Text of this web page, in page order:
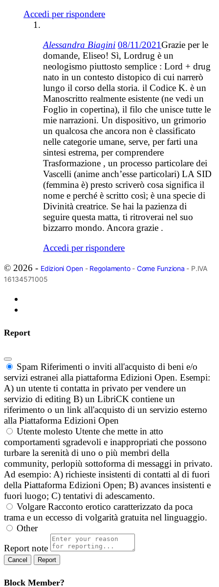
Accedi per rispondere
Alessandra Biagini 08/11/2021Grazie per le
domande, Eliseo! Sì, Lordrug è un
neologismo piuttosto semplice : Lord + drug
nato in un contesto distopico di cui narrerò
lungo il corso della storia. il Codice K. è un
Manoscritto realmente esistente (ne vedi un
Foglio in copertina), il filo che unisce tutte le
mie narrazioni. Un dispositivo, un grimorio
un qualcosa che ancora non è classificato
nelle categorie umane, serve, per farti una
sintesi estrema, per comprendere
Trasformazione , un processo particolare dei
Vascelli (anime anch’esse particolari) LA SID
(femmina è) presto scriverò cosa significa il
nome e perché è scritto così; è una specie di
Divinità creatrice. Se hai la pazienza di
seguire questa matta, ti ritroverai nel suo
bizzarro mondo. Ancora grazie .
Accedi per rispondere
© 2026 - Edizioni Open- Regolamento- Come Funziona - P.IVA
16134571005
Report
Spam Riferimenti o inviti all'acquisto di beni e/o
servizi estranei alla piattaforma Edizioni Open. Esempi:
A) un utente ti contatta in privato per vendere un
servizio di editing B) un LibriCK contiene un
riferimento o un link all'acquisto di un servizio esterno
alla Piattaforma Edizioni Open
Utente molesto Utente che mette in atto
comportamenti sgradevoli e inappropriati che possono
turbare la serenità di uno o più membri della
community, perlopiù sottoforma di messaggi in privato.
Ad esempio: A) richieste insistenti di contatti al di fuori
della Piattaforma Edizioni Open; B) avances insistenti e
fuori luogo; C) tentativi di adescamento.
Volgare Racconto erotico caratterizzato da poca
trama e un eccesso di volgarità gratuita nel linguaggio.
Other
Report note
Report
Block Member?